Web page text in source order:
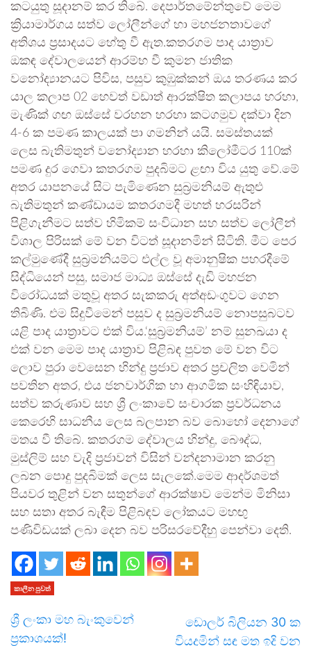
කටයුතු සූදානම් කර තිබේ. දෙපාර්තමේන්තුවේ මෙම
ක්‍රියාමාර්ගය සත්ව ලෝලීන්ගේ හා මහජනතාවගේ
අතිශය ප්‍රසාදයට හේතු වී ඇත.කතරගම පාද යාත්‍රාව
ඔකඳ දේවාලයෙන් ආරම්භ වී කුමන ජාතික
වනෝද්‍යානයට පිවිස, පසුව කුඹුක්කන් ඔය තරණය කර
යාල කලාප 02 හෙවත් වඩාත් ආරක්ෂිත කලාපය හරහා,
මැණික් ගඟ ඔස්සේ වරහන හරහා කටගමුව දක්වා දින
4-6 ක පමණ කාලයක් පා ගමනින් යයි. සමස්තයක්
ලෙස බැතිමතුන් වනෝද්‍යාන හරහා කිලෝමීටර 110ක්
පමණ දුර ගෙවා කතරගම පුදබිමට ළඟා විය යුතු වේ.මේ
අතර යාපනයේ සිට පැමිණෙන සුබ්‍රමනියම් ඇතුළු
බැතිමතුන් කණ්ඩායම කතරගමදී මහත් හරසරින්
පිළිගැනීමට සත්ව හිමිකම් සංවිධාන සහ සත්ව ලෝලීන්
විශාල පිරිසක් මේ වන විටත් සූදානමින් සිටිති. මීට පෙර
කල්මුණේදී සුබ්‍රමනියම්ට එල්ල වූ අමානුෂික පහරදීමේ
සිද්ධියෙන් පසු, සමාජ මාධ්‍ය ඔස්සේ දැඩි මහජන
විරෝධයක් මතුවූ අතර සැකකරු අත්අඩංගුවට ගෙන
තිබිණි. එම සිදුවීමෙන් පසුව ද සුබ්‍රමනියම් නොපසුබටව
යළි පාද යාත්‍රාවට එක් විය.‘සුබ්‍රමනියම්’ නම් සුනඛයා ද
එක් වන මෙම පාද යාත්‍රාව පිළිබඳ පුවත මේ වන විට
ලොව පුරා වෙසෙන හින්දු ප්‍රජාව අතර ප්‍රචලිත වෙමින්
පවතින අතර, එය ජනවාර්ගික හා ආගමික සංහිඳියාව,
සත්ව කරුණාව සහ ශ්‍රී ලංකාවේ සංචාරක ප්‍රවර්ධනය
කෙරෙහි සාධනීය ලෙස බලපාන බව බොහෝ දෙනාගේ
මතය වී තිබේ. කතරගම දේවාලය හින්දු, බෞද්ධ,
මුස්ලිම් සහ වැදි ප්‍රජාවන් විසින් වන්දනාමාන කරනු
ලබන පොදු පුදබිමක් ලෙස සැලකේ.මෙම ආදර්ශමත්
පියවර තුළින් වන සතුන්ගේ ආරක්ෂාව මෙන්ම මිනිසා
සහ සතා අතර බැඳීම පිළිබඳව ලෝකයට මහඟු
පණිවිඩයක් ලබා දෙන බව පරිසරවේදීහු පෙන්වා දෙති.
කාලීන පුවත්
ශ්‍රී ලංකා මහ බැංකුවෙන්
ප්‍රකාශයක්!
ඩොලර් බිලියන 30 ක
වියදමින් සඳ මත ඉදි වන